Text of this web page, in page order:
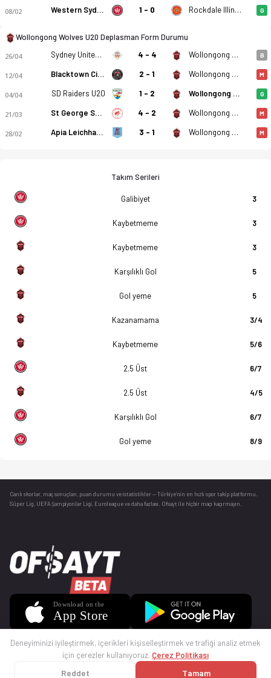
08/02 Western Sydney Wanderers U20 1 - 0 Rockdale Illinden U20 G
Wollongong Wolves U20 Deplasman Form Durumu
26/04 Sydney United U20 4 - 4 Wollongong Wolves U20 B
12/04 Blacktown City FC U20 2 - 1 Wollongong Wolves U20 M
04/04 SD Raiders U20 1 - 2 Wollongong Wolves U20 G
21/03 St George Saints U20 4 - 2 Wollongong Wolves U20 M
28/02 Apia Leichhardt Tigers U20 3 - 1 Wollongong Wolves U20 M
Takım Serileri
Galibiyet 3
Kaybetmeme 3
Kaybetmeme 3
Karşılıklı Gol 5
Gol yeme 5
Kazanamama 3/4
Kaybetmeme 5/6
2.5 Üst 6/7
2.5 Üst 4/5
Karşılıklı Gol 6/7
Gol yeme 8/9
Canlı skorlar , maç sonuçları, puan durumu ve istatistikler — Türkiye’nin en hızlı spor takip platformu.
Süper Lig, UEFA Şampiyonlar Ligi, Euroleague ve daha fazlası. Ofsayt ile hiçbir maçı kaçırmayın.
Deneyiminizi iyileştirmek, içerikleri kişiselleştirmek ve trafiği analiz etmek
için çerezler kullanıyoruz. Çerez Politikası
Reddet Tamam